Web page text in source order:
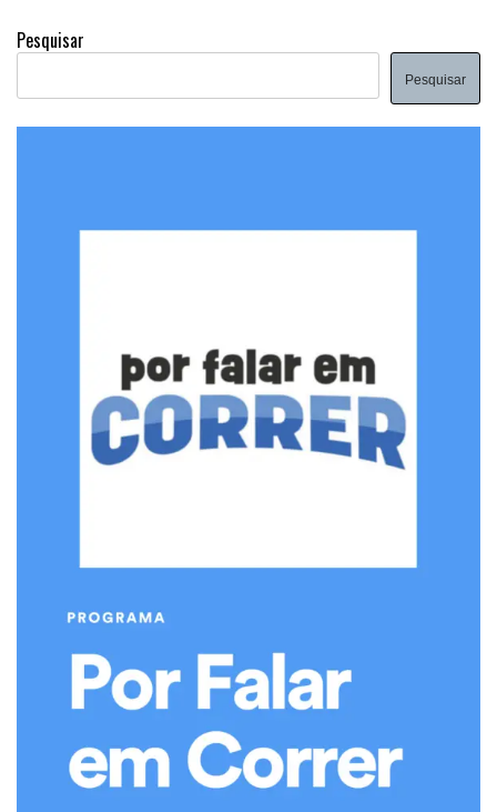
Pesquisar
Pesquisar